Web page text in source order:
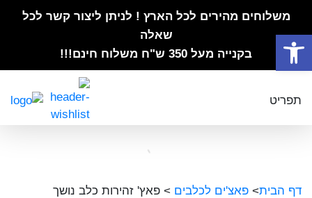
משלוחים מהירים לכל הארץ ! לניתן ליצור קשר לכל
שאלה
בקנייה מעל 350 ש"ח משלוח חינם!!!
תפריט
דף הבית> פאצ'ים לכלבים > פאץ' זהירות כלב נושך
פתח סרגל נגישות